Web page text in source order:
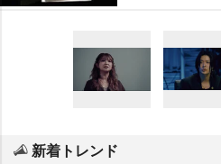
新着トレンド